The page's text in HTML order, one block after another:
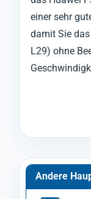
einer sehr
damit Sie
L29) ohne
Andere